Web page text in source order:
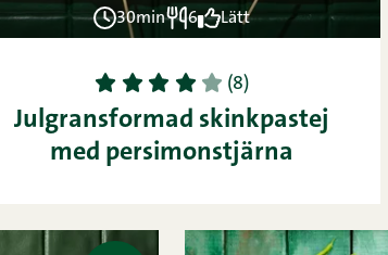
30min 6 Lätt
1 2 3 4 5 (8)
Julgransformad skinkpastej
med persimonstjärna